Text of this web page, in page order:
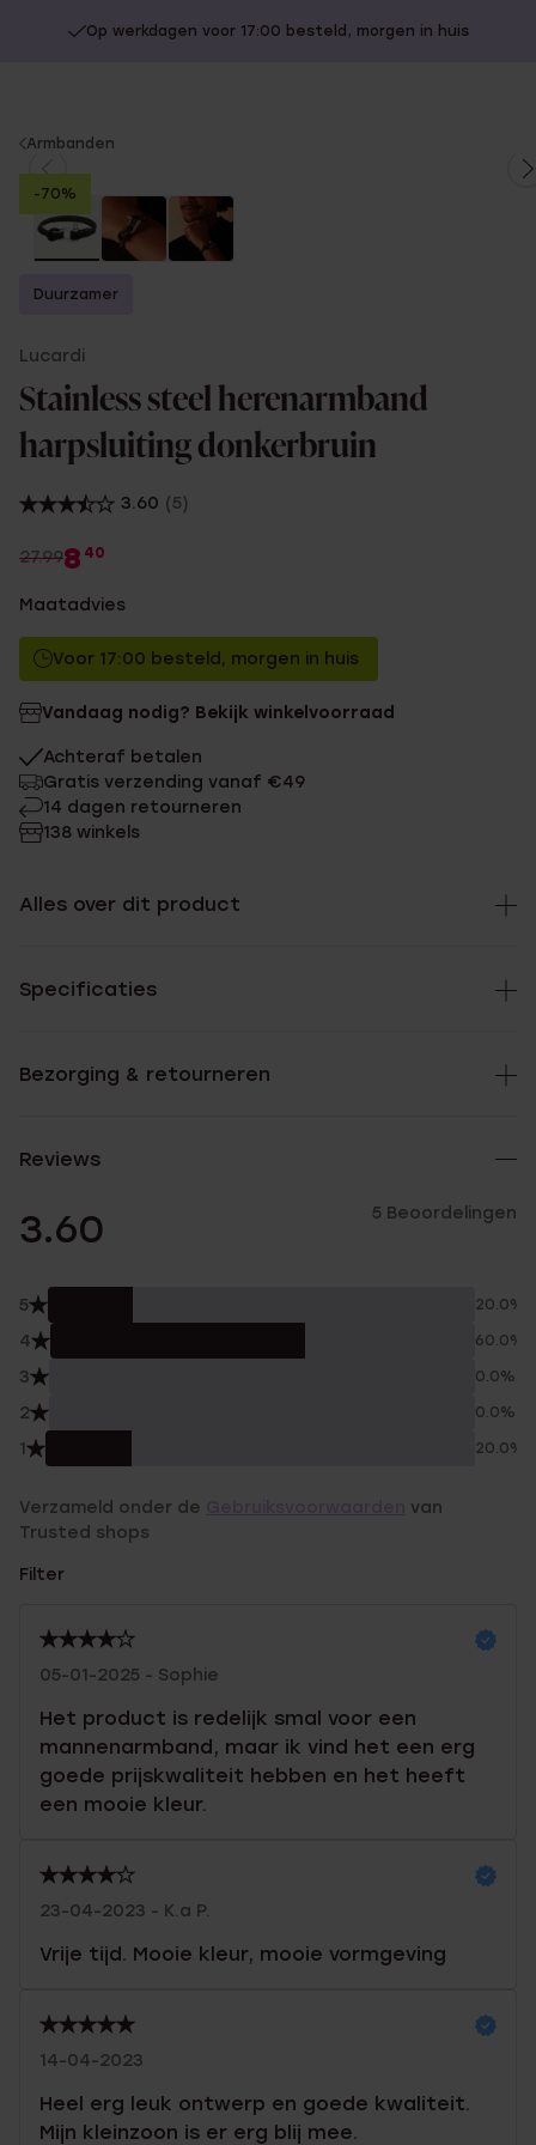
Op werkdagen voor 17:00 besteld, morgen in huis
You
are
here:
Armbanden
-70%
Duurzamer
Lucardi
Stainless steel herenarmband
harpsluiting donkerbruin
3.60 (5)
27.998 40
Maatadvies
Voor 17:00 besteld, morgen in huis
Vandaag nodig? Bekijk winkelvoorraad
Achteraf betalen
Gratis verzending vanaf €49
14 dagen retourneren
138 winkels
Alles over dit product
Specificaties
Bezorging & retourneren
Reviews
3.60 5 Beoordelingen
5 20.0%
4 60.0%
3 0.0%
2 0.0%
1 20.0%
Verzameld onder de
van
Trusted shops
Filter
05-01-2025 - Sophie
Het product is redelijk smal voor een
mannenarmband, maar ik vind het een erg
goede prijskwaliteit hebben en het heeft
een mooie kleur.
23-04-2023 - K.a P.
Vrije tijd. Mooie kleur, mooie vormgeving
14-04-2023
Heel erg leuk ontwerp en goede kwaliteit.
Mijn kleinzoon is er erg blij mee.